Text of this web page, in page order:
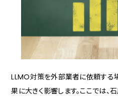
LLMO対策を外部業者に依頼する
果に大きく影響します。ここでは